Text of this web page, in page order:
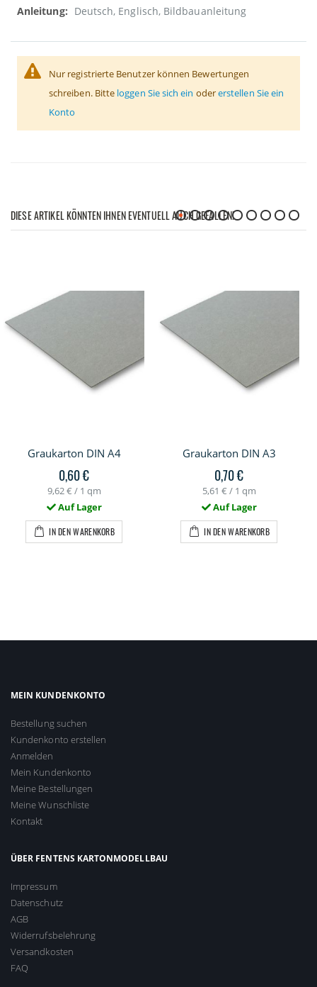
Deutsch, Englisch, Bildbauanleitung
Nur registrierte Benutzer können Bewertungen
schreiben. Bitte loggen Sie sich ein odererstellen Sie ein
Konto
DIESE ARTIKEL KÖNNTEN IHNEN EVENTUELL AUCH GEFALLEN!
Graukarton DIN A4
0,60 €
9,62 € / 1 qm
Auf Lager
IN DEN WARENKORB
Graukarton DIN A3
0,70 €
5,61 € / 1 qm
Auf Lager
IN DEN WARENKORB
MEIN KUNDENKONTO
Bestellung suchen
Kundenkonto erstellen
Anmelden
Mein Kundenkonto
Meine Bestellungen
Meine Wunschliste
Kontakt
ÜBER FENTENS KARTONMODELLBAU
Impressum
Datenschutz
AGB
Widerrufsbelehrung
Versandkosten
FAQ